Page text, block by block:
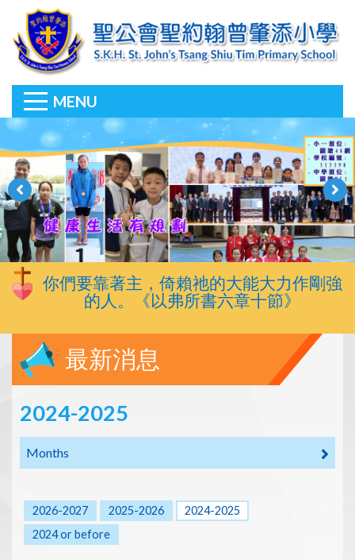
MENU
你們要靠著主，倚賴祂的大能大力作剛強
的人。《以弗所書六章十節》
最新消息
2024-2025
Months
2026-2027 2025-2026
2024-2025
2024 or before